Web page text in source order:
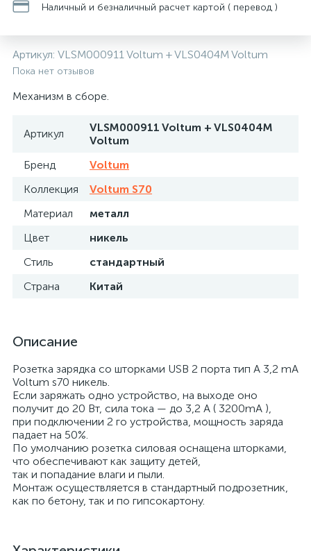
Наличный и безналичный расчет картой ( перевод )
Артикул: VLSM000911 Voltum + VLS0404M Voltum
Пока нет отзывов
Механизм в сборе.
Артикул
VLSM000911 Voltum + VLS0404M
Voltum
Бренд
Voltum
Коллекция
Voltum S70
Материал
металл
Цвет
никель
Стиль
стандартный
Страна
Китай
Описание
Розетка зарядка со шторками USB 2 порта тип А 3,2 mA
Voltum s70 никель.
Если заряжать одно устройство, на выходе оно
получит до 20 Вт, сила тока — до 3,2 А ( 3200mA ),
при подключении 2 го устройства, мощность заряда
падает на 50%.
По умолчанию розетка силовая оснащена шторками,
что обеспечивают как защиту детей,
так и попадание влаги и пыли.
Монтаж осуществляется в стандартный подрозетник,
как по бетону, так и по гипсокартону.